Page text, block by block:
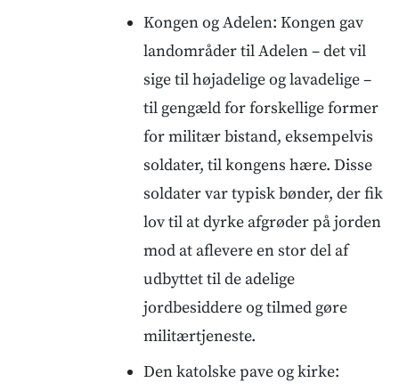
Kongen og Adelen: Kongen gav
landområder til Adelen – det vil
sige til højadelige og lavadelige –
til gengæld for forskellige former
for militær bistand, eksempelvis
soldater, til kongens hære. Disse
soldater var typisk bønder, der fik
lov til at dyrke afgrøder på jorden
mod at aflevere en stor del af
udbyttet til de adelige
jordbesiddere og tilmed gøre
militærtjeneste.
Den katolske pave og kirke: